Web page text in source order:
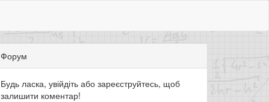
Форум
Будь ласка, увійдіть або зареєструйтесь, щоб
залишити коментар!